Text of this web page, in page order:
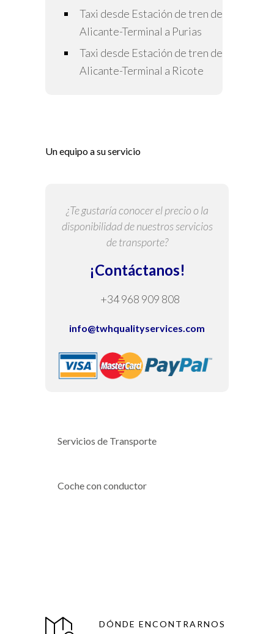
Taxi desde Estación de tren de
Alicante-Terminal a Purias
Taxi desde Estación de tren de
Alicante-Terminal a Ricote
Un equipo a su servicio
¿Te gustaría conocer el precio o la
disponibilidad de nuestros servicios
de transporte?
¡Contáctanos!
+34 968 909 808
info@twhqualityservices.com
Servicios de Transporte
Coche con conductor
DÓNDE ENCONTRARNOS